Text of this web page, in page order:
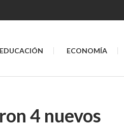
EDUCACIÓN ECONOMÍA
4 nuevos